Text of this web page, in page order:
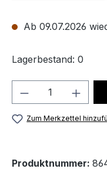
Ab 09.07.2026
Lagerbestand: 0
Produkt
Zum Merkzettel
Produktnummer: